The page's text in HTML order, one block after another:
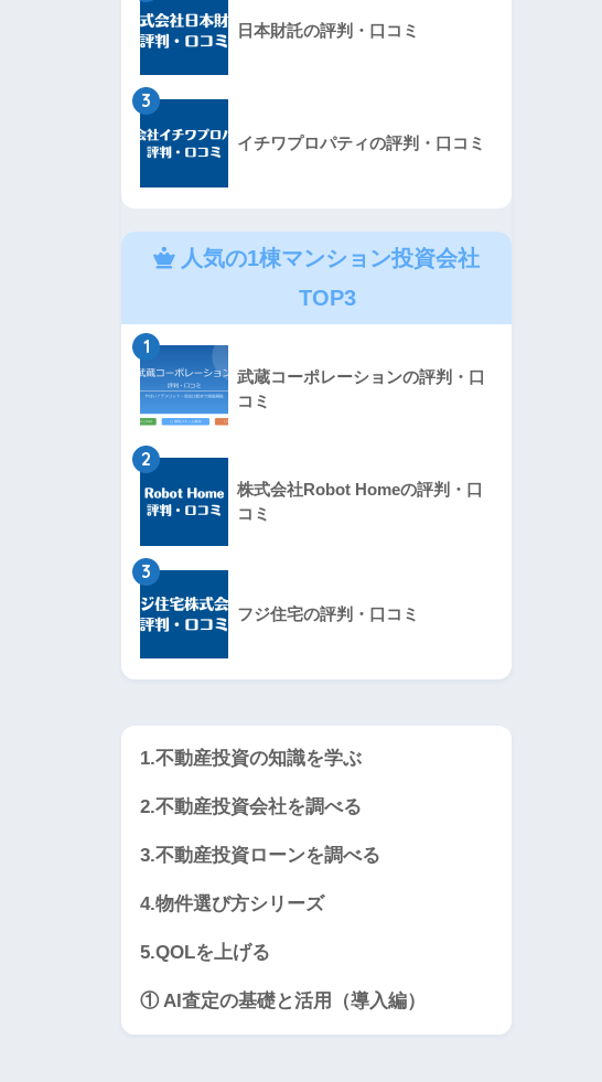
日本財託の評判・口コミ
3
イチワプロパティの評判・口コミ
人気の1棟マンション投資会社
TOP3
1
武蔵コーポレーションの評判・口
コミ
2
株式会社Robot Homeの評判・口
コミ
3
フジ住宅の評判・口コミ
1.不動産投資の知識を学ぶ
2.不動産投資会社を調べる
3.不動産投資ローンを調べる
4.物件選び方シリーズ
5.QOLを上げる
① AI査定の基礎と活用（導入編）